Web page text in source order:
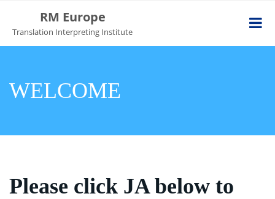
RM Europe
Translation Interpreting Institute
WELCOME
Please click JA below to